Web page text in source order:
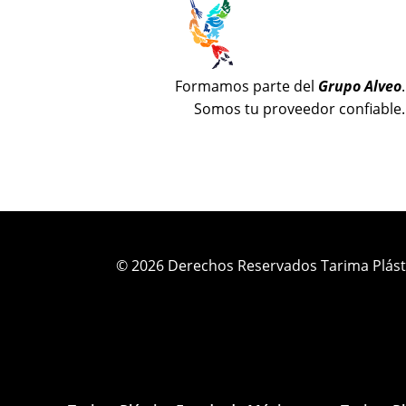
Formamos parte del Grupo Alveo.
Somos tu proveedor confiable.
© 2026 Derechos Reservados Tarima